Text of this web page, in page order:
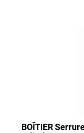
BOÎTIER